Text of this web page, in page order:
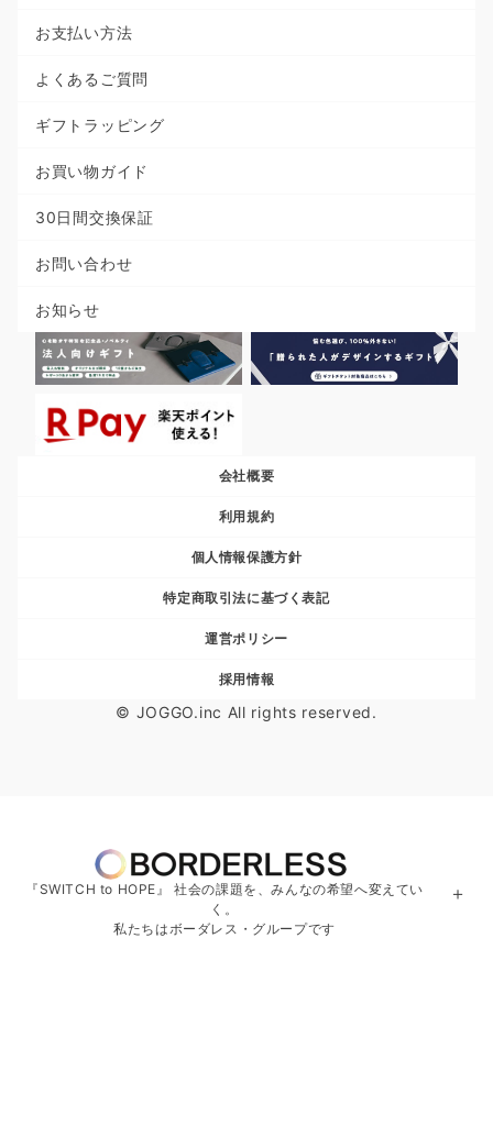
お支払い方法
よくあるご質問
ギフトラッピング
お買い物ガイド
30日間交換保証
お問い合わせ
お知らせ
会社概要
利用規約
個人情報保護方針
特定商取引法に基づく表記
運営ポリシー
採用情報
© JOGGO.inc All rights reserved.
『SWITCH to HOPE』 社会の課題を、みんなの希望へ変えてい
く。
私たちはボーダレス・グループです
＋